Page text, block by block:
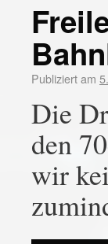
Publiziert am
Die
den
wir